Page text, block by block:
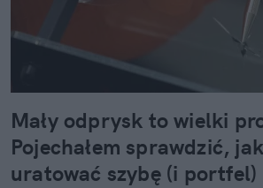
Mały odprysk to wielki
Pojechałem sprawdzić,
uratować szybę (i portfel)